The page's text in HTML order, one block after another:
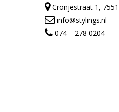
Cronjestraat 1,
info@stylings.nl
074 – 278 0204